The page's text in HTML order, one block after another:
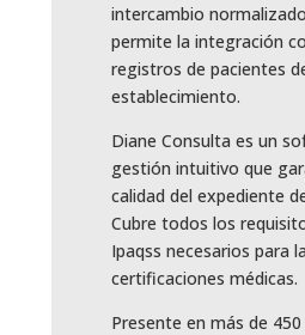
intercambio
permite la integración
registros de pacientes
establecimiento.
Diane Consulta es un
gestión intuitivo que
calidad del expediente
Cubre todos los
Ipaqss necesarios para
certificaciones médicas.
Presente en más de 450